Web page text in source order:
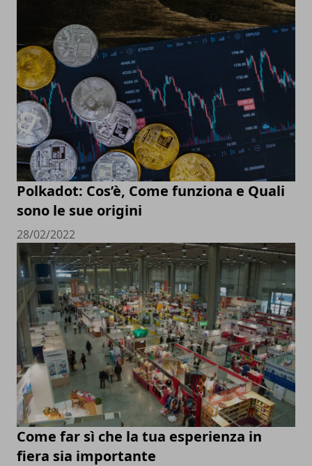
Polkadot: Cos’è, Come funziona e Quali
sono le sue origini
28/02/2022
Come far sì che la tua esperienza in
fiera sia importante